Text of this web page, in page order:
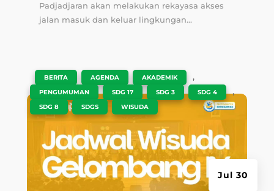
Wisuda Gelombang IV
Tahun Akademik 2025/2026,
Lulusan FK Unpad Mengikuti
Sesi II pada 4 Agustus 2026
Jatinangor, FK Unpad – Universitas Padjadjaran
(Unpad) secara resmi mengumumkan Jadwal
Wisuda Gelombang IV Tahun...